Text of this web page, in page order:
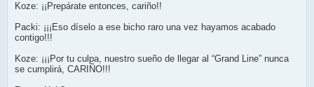
Koze: ¡¡Prepárate entonces, cariño!!
Packi: ¡¡¡Eso díselo a ese bicho raro una vez hayamos acabado
contigo!!!
Koze: ¡¡¡Por tu culpa, nuestro sueño de llegar al “Grand Line” nunca
se cumplirá, CARIÑO!!!